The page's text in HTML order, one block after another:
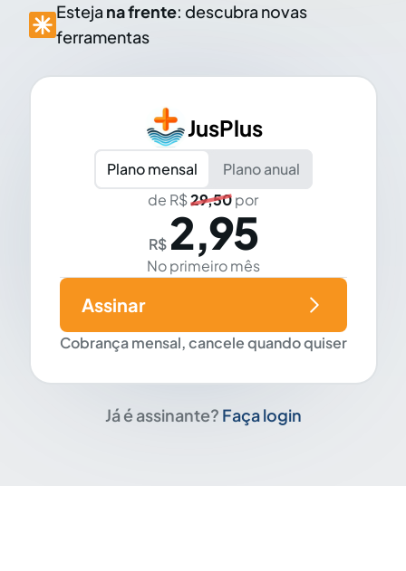
Esteja na frente: descubra novas
ferramentas
JusPlus
Plano mensal
Plano anual
de R$29,50por
R$ 2,95
No primeiro mês
Cobrança mensal, cancele quando quiser
Assinar
Já é assinante? Faça login